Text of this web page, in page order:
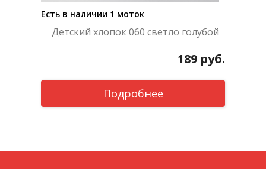
Есть в наличии 1 моток
Детский хлопок 060 светло голубой
189 руб.
Подробнее